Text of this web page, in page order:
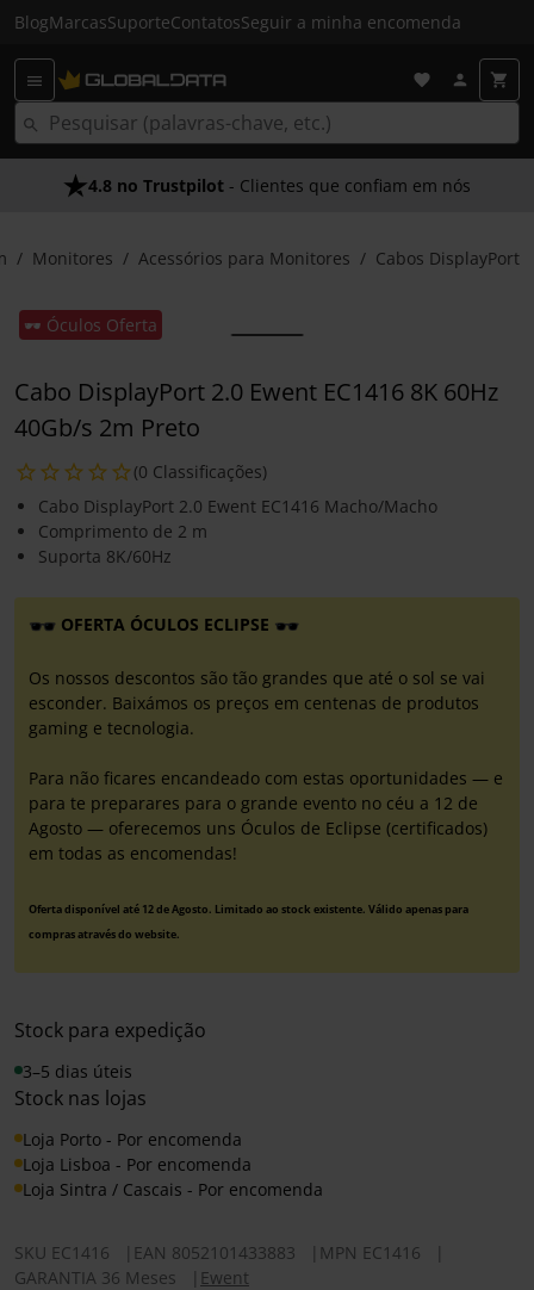
BlogMarcasSuporteContatosSeguir a minha encomenda
4.8 no Trustpilot - Clientes que confiam em nós
Monitores Acessórios para Monitores Cabos DisplayPort
🕶️ Óculos Oferta
Cabo DisplayPort 2.0 Ewent EC1416 8K 60Hz
40Gb/s 2m Preto
(0 Classificações)
Cabo DisplayPort 2.0 Ewent EC1416 Macho/Macho
Comprimento de 2 m
Suporta 8K/60Hz
OFERTA ÓCULOS ECLIPSE
Os nossos descontos são tão grandes que até o sol se vai
esconder. Baixámos os preços em centenas de produtos
gaming e tecnologia.
Para não ficares encandeado com estas oportunidades — e
para te preparares para o grande evento no céu a 12 de
Agosto — oferecemos uns Óculos de Eclipse (certificados)
em todas as encomendas!
Oferta disponível até 12 de Agosto. Limitado ao stock existente. Válido apenas para
compras através do website.
Stock para expedição
3–5 dias úteis
Stock nas lojas
Loja Porto - Por encomenda
Loja Lisboa - Por encomenda
Loja Sintra / Cascais - Por encomenda
SKU EC1416 EAN 8052101433883 MPN EC1416
GARANTIA 36 Meses
Ewent